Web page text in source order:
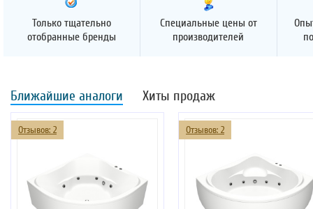
Только тщательно
отобранные бренды
Специальные цены от
производителей
Ближайшие аналоги Хиты продаж
Отзывов: 2 Отзывов: 2